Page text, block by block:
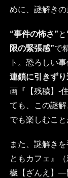
めに、謎解きの
“事件の怖さ”と
限の緊張感”で
ト。恐ろしい
連鎖に引きず
画『【残穢】-
ても、この謎
でも楽しむこと
また、謎解き
ともカフェ』
穢【ざんえ】―